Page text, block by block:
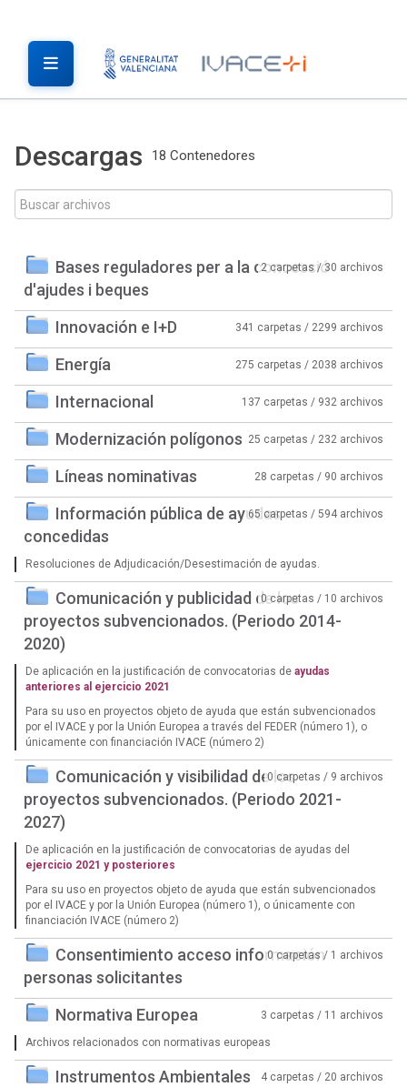
Descargas 18 Contenedores
Bases reguladores per a la concessió
d'ajudes i beques
2 carpetas / 30 archivos
Innovación e I+D 341 carpetas / 2299 archivos
Energía 275 carpetas / 2038 archivos
Internacional 137 carpetas / 932 archivos
Modernización polígonos 25 carpetas / 232 archivos
Líneas nominativas 28 carpetas / 90 archivos
Información pública de ayudas
concedidas
65 carpetas / 594 archivos
Resoluciones de Adjudicación/Desestimación de ayudas.
Comunicación y publicidad de los
proyectos subvencionados. (Periodo 2014-
2020)
0 carpetas / 10 archivos
De aplicación en la justificación de convocatorias de ayudas
anteriores al ejercicio 2021
Para su uso en proyectos objeto de ayuda que están subvencionados
por el IVACE y por la Unión Europea a través del FEDER (número 1), o
únicamente con financiación IVACE (número 2)
Comunicación y visibilidad de los
proyectos subvencionados. (Periodo 2021-
2027)
0 carpetas / 9 archivos
De aplicación en la justificación de convocatorias de ayudas del
ejercicio 2021 y posteriores
Para su uso en proyectos objeto de ayuda que están subvencionados
por el IVACE y por la Unión Europea (número 1), o únicamente con
financiación IVACE (número 2)
Consentimiento acceso información
personas solicitantes
0 carpetas / 1 archivos
Normativa Europea 3 carpetas / 11 archivos
Archivos relacionados con normativas europeas
Instrumentos Ambientales 4 carpetas / 20 archivos